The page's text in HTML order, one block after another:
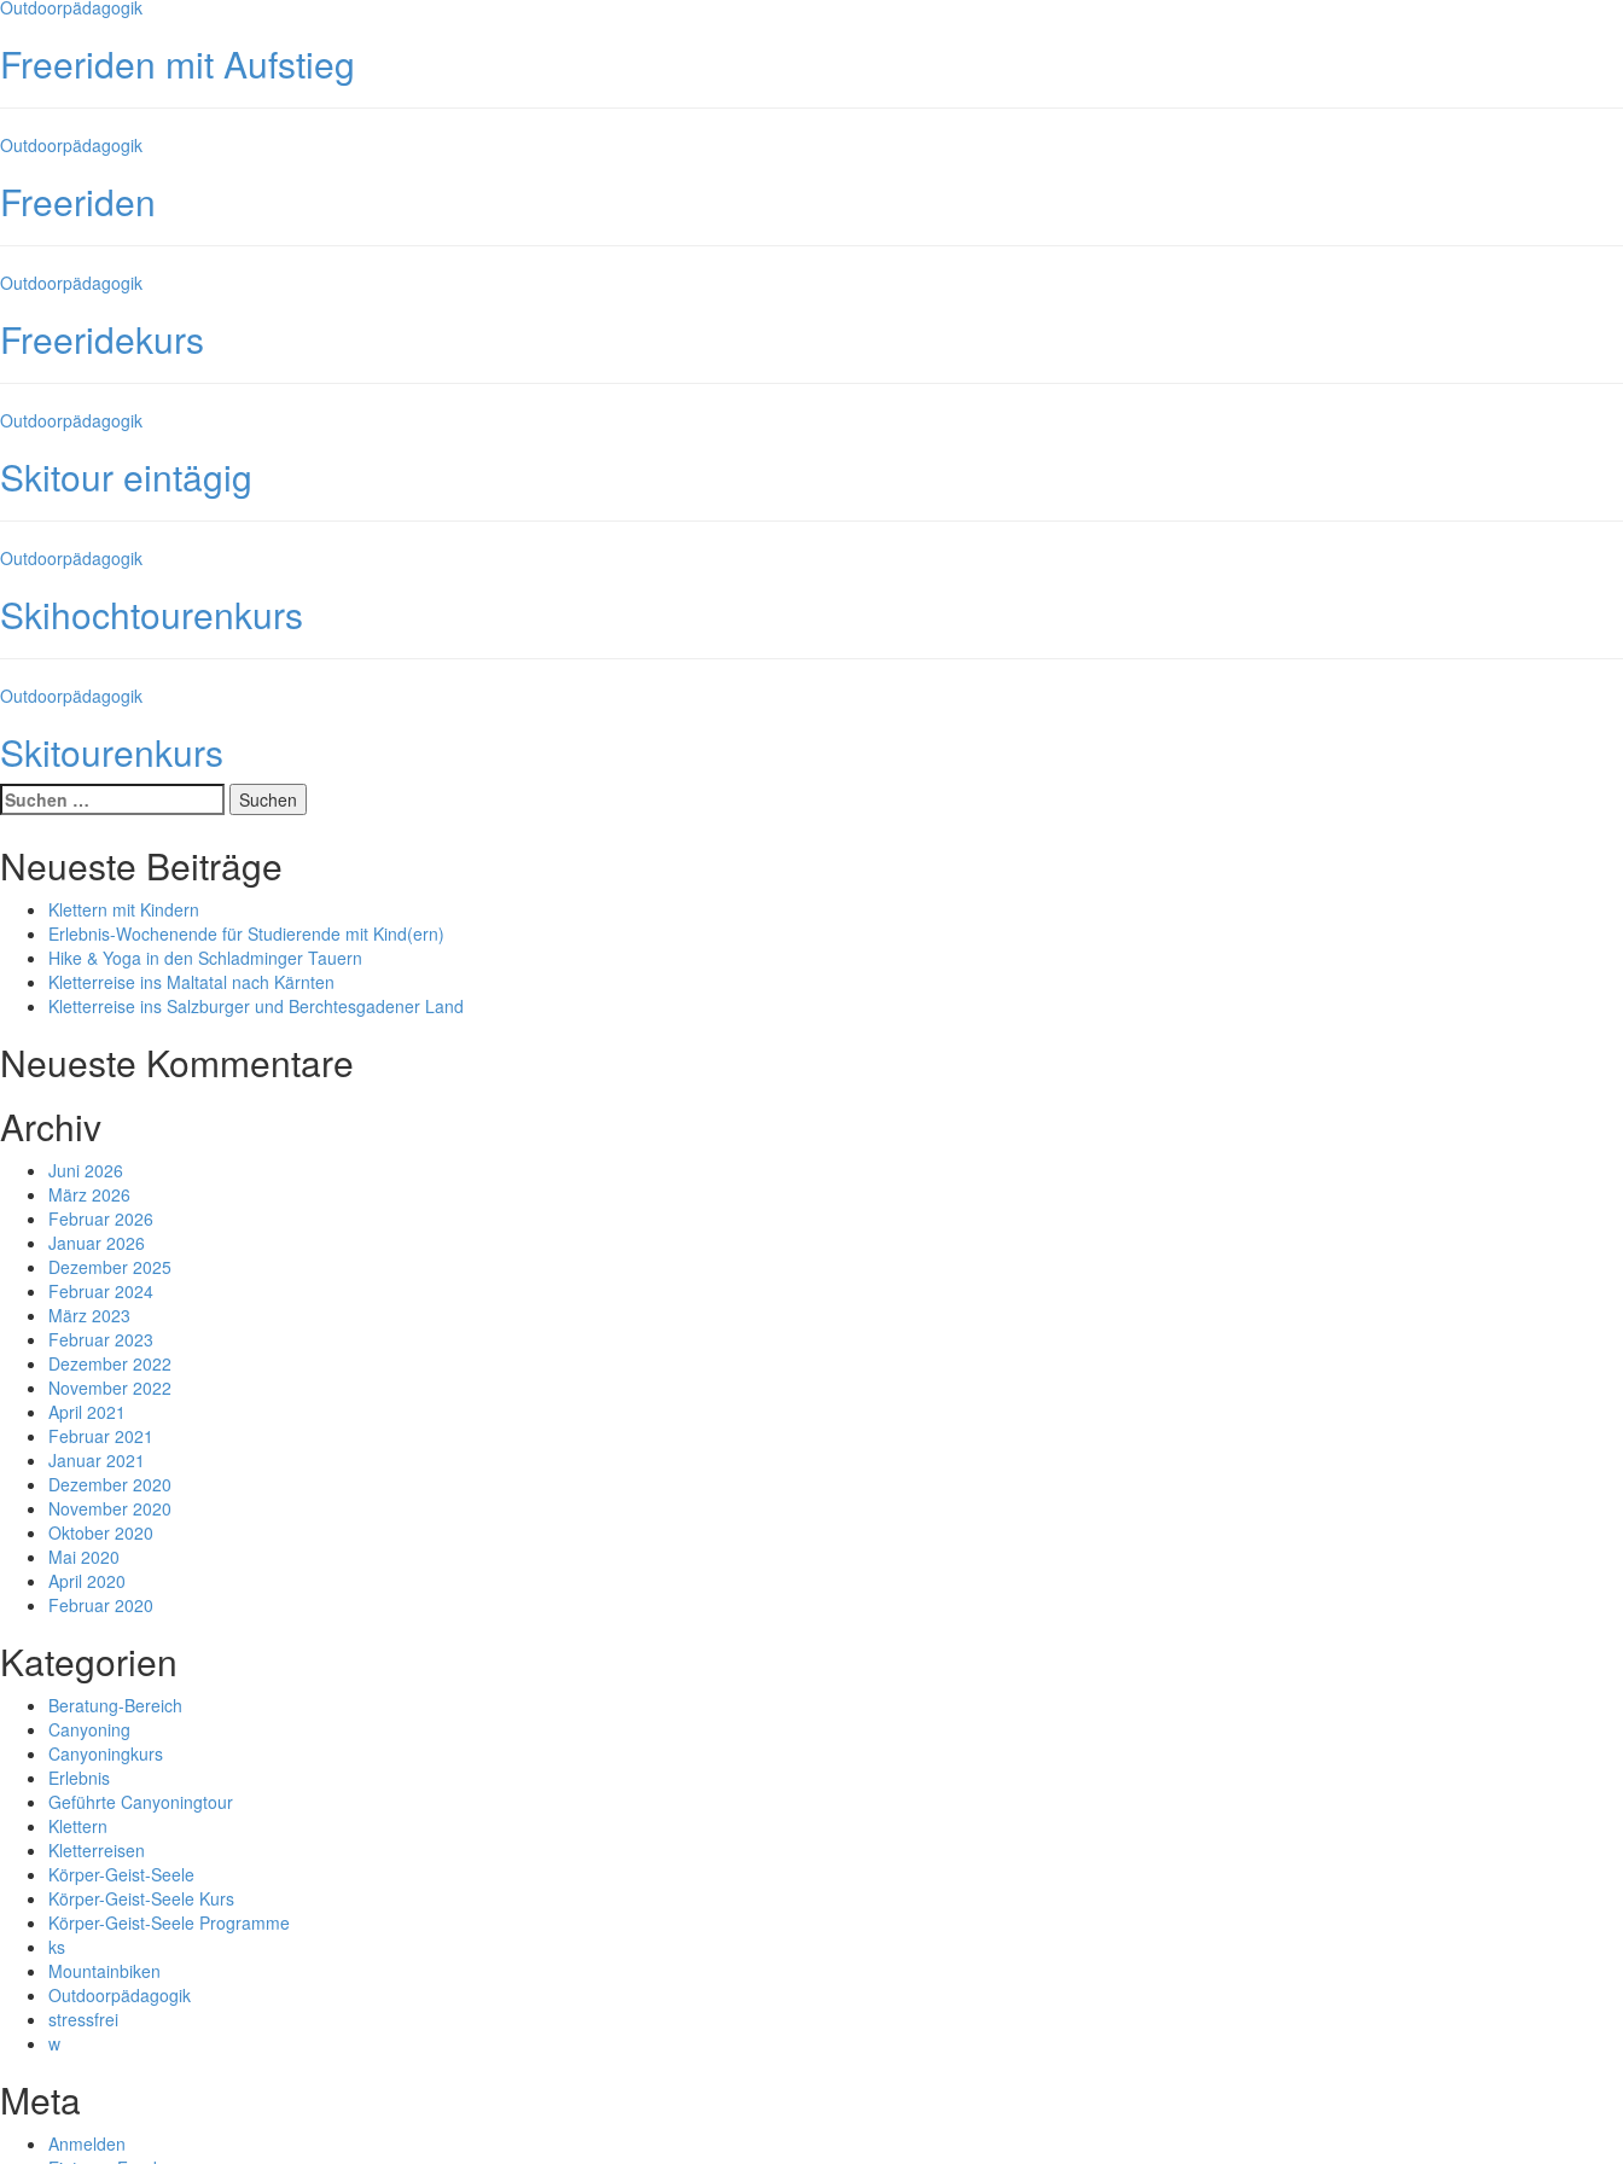
Kategorien
Outdoorpädagogik
Freeriden mit Aufstieg
Kategorien
Outdoorpädagogik
Freeriden
Kategorien
Outdoorpädagogik
Freeridekurs
Kategorien
Outdoorpädagogik
Skitour eintägig
Kategorien
Outdoorpädagogik
Skihochtourenkurs
Kategorien
Outdoorpädagogik
Skitourenkurs
Suche
nach:
Neueste Beiträge
Klettern mit Kindern
Erlebnis-Wochenende für Studierende mit Kind(ern)
Hike & Yoga in den Schladminger Tauern
Kletterreise ins Maltatal nach Kärnten
Kletterreise ins Salzburger und Berchtesgadener Land
Neueste Kommentare
Archiv
Juni 2026
März 2026
Februar 2026
Januar 2026
Dezember 2025
Februar 2024
März 2023
Februar 2023
Dezember 2022
November 2022
April 2021
Februar 2021
Januar 2021
Dezember 2020
November 2020
Oktober 2020
Mai 2020
April 2020
Februar 2020
Kategorien
Beratung-Bereich
Canyoning
Canyoningkurs
Erlebnis
Geführte Canyoningtour
Klettern
Kletterreisen
Körper-Geist-Seele
Körper-Geist-Seele Kurs
Körper-Geist-Seele Programme
ks
Mountainbiken
Outdoorpädagogik
stressfrei
w
Meta
Anmelden